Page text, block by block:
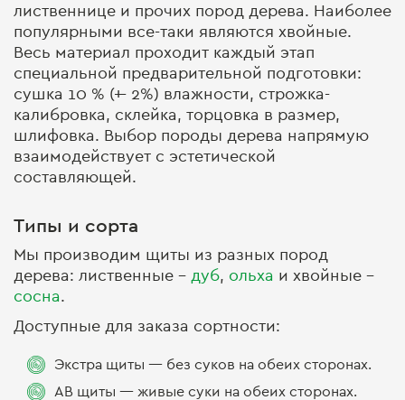
лиственнице и прочих пород дерева. Наиболее
популярными все-таки являются хвойные.
Весь материал проходит каждый этап
специальной предварительной подготовки:
сушка 10 % (+- 2%) влажности, строжка-
калибровка, склейка, торцовка в размер,
шлифовка. Выбор породы дерева напрямую
взаимодействует с эстетической
составляющей.
Типы и сорта
Мы производим щиты из разных пород
дерева: лиственные – дуб, ольха и хвойные –
сосна.
Доступные для заказа сортности:
Экстра щиты — без суков на обеих сторонах.
АВ щиты — живые суки на обеих сторонах.